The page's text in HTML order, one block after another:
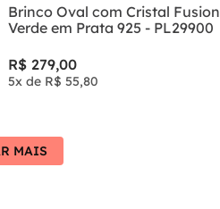
Brinco Oval com Cristal Fusion
Verde em Prata 925 - PL29900
R$ 279,00
5x de R$ 55,80
MAIS